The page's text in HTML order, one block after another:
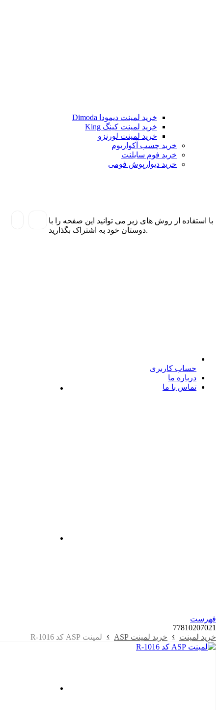
خرید لمینت دیمودا Dimoda
خرید لمینت کینگ King
خرید لمینت لورنزو
خرید چسب آکواریوم
خرید فوم سایلنت
خرید دیوارپوش فومی
حساب کاربری
درباره ما
تماس با ما
فهرست
77810207021
خرید لمینت
خرید لمینت ASP لمینت ASP کد R-1016
با استفاده از روش های زیر می توانید این صفحه را با
دوستان خود به اشتراک بگذارید.